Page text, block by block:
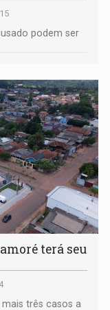
podem ser
terá seu
três casos a